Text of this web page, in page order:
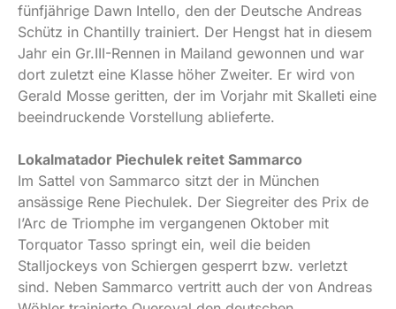
fünfjährige Dawn Intello, den der Deutsche Andreas
Schütz in Chantilly trainiert. Der Hengst hat in diesem
Jahr ein Gr.III-Rennen in Mailand gewonnen und war
dort zuletzt eine Klasse höher Zweiter. Er wird von
Gerald Mosse geritten, der im Vorjahr mit Skalleti eine
beeindruckende Vorstellung ablieferte.
Lokalmatador Piechulek reitet Sammarco
Im Sattel von Sammarco sitzt der in München
ansässige Rene Piechulek. Der Siegreiter des Prix de
l’Arc de Triomphe im vergangenen Oktober mit
Torquator Tasso springt ein, weil die beiden
Stalljockeys von Schiergen gesperrt bzw. verletzt
sind. Neben Sammarco vertritt auch der von Andreas